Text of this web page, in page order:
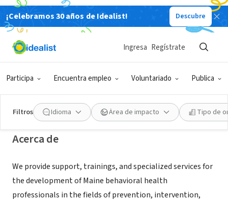
¡Celebramos 30 años de Idealist! Descubre
Participa Encuentra empleo Voluntariado Publica
Ingresa Regístrate
Filtros Idioma Área de impacto Tipo de
ORGANIZACIÓN SIN FIN DE LUCRO
Adcare Educational Institute of
Maine
Augusta, ME adcareme.org/
Acerca de
We provide support, trainings, and specialized services for
the development of Maine behavioral health
professionals in the fields of prevention, intervention,